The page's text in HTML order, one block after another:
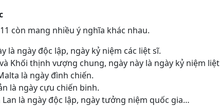
còn mang nhiều ý nghĩa khác nhau.
là ngày độc lập, ngày kỷ niệm các liệt sĩ.
Khối thịnh vượng chung, ngày này là ngày kỷ niệm
là ngày đình chiến.
là ngày cựu chiến binh.
Lan là ngày độc lập, ngày tưởng niệm quốc gia…